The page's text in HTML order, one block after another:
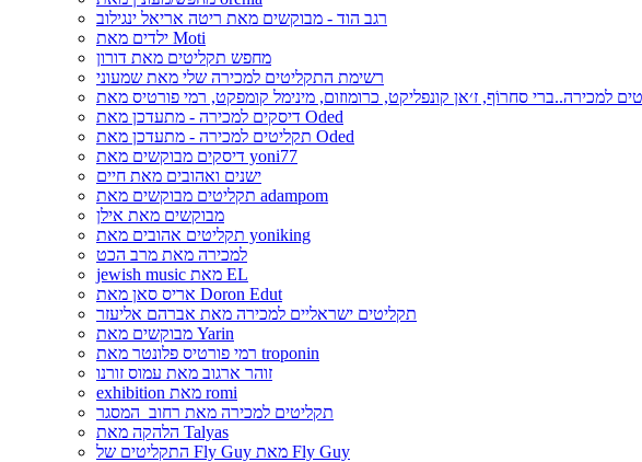
רגב הוד - מבוקשים מאת ריטה אריאל ינגילוב
ילדים מאת Moti
מחפש תקליטים מאת דורון
רשימת התקליטים למכירה שלי מאת שמעוני
דיסקים למכירה - מתעדכן מאת Oded
תקליטים למכירה - מתעדכן מאת Oded
דיסקים מבוקשים מאת yoni77
ישנים ואהובים מאת חיים
תקליטים מבוקשים מאת adampom
מבוקשים מאת אילן
תקליטים אהובים מאת yoniking
למכירה מאת מרב הכט
jewish music מאת EL
אריס סאן מאת Doron Edut
תקליטים ישראליים למכירה מאת אברהם אליעזר
מבוקשים מאת Yarin
רמי פורטיס פלונטר מאת troponin
זוהר ארגוב מאת עמוס זורנו
exhibition מאת romi
תקליטים למכירה מאת רחוב_המסגר
הלהקה מאת Talyas
התקליטים של Fly Guy מאת Fly Guy